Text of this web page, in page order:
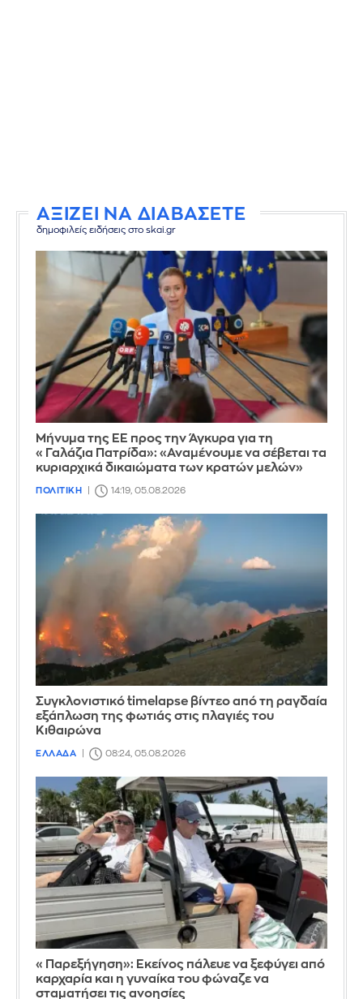
ΑΞΙΖΕΙ ΝΑ ΔΙΑΒΑΣΕΤΕ
δημοφιλείς ειδήσεις στο skai.gr
Μήνυμα της ΕΕ προς την Άγκυρα για τη
«Γαλάζια Πατρίδα»: «Αναμένουμε να σέβεται τα
κυριαρχικά δικαιώματα των κρατών μελών»
ΠΟΛΙΤΙΚΗ 14:19, 05.08.2026
Συγκλονιστικό timelapse βίντεο από τη ραγδαία
εξάπλωση της φωτιάς στις πλαγιές του
Κιθαιρώνα
ΕΛΛΑΔΑ 08:24, 05.08.2026
«Παρεξήγηση»: Εκείνος πάλευε να ξεφύγει από
καρχαρία και η γυναίκα του φώναζε να
σταματήσει τις ανοησίες